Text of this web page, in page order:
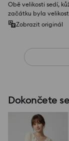
Obě velikosti sedí,
začátku byla
Zobrazit originál
Dokončete